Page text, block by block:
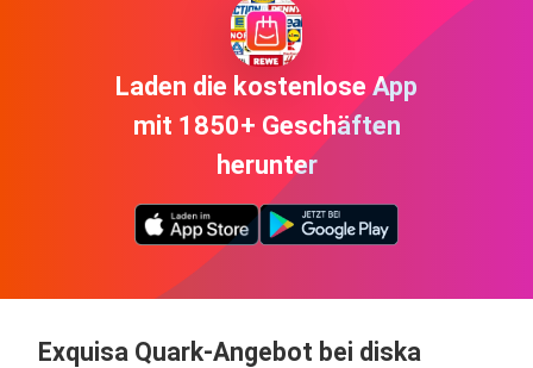
Laden die kostenlose App
mit 1850+ Geschäften
herunter
Exquisa Quark-Angebot bei diska